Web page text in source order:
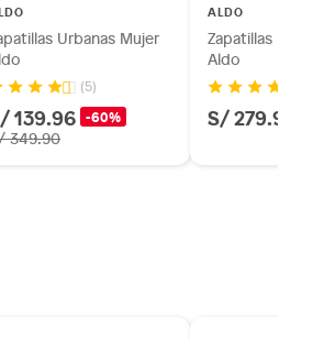
Urbanas Mujer
(5)
139.96 -60%
349.90
ALDO
Zapatillas
Aldo
S/ 279.90